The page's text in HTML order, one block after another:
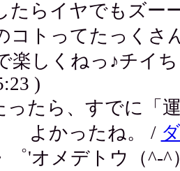
たらイヤでもズー
コトってたっくさ
楽しくねっ♪チイ
)
ったら、すでに「
かったね。 /
゜'オメデトウ（